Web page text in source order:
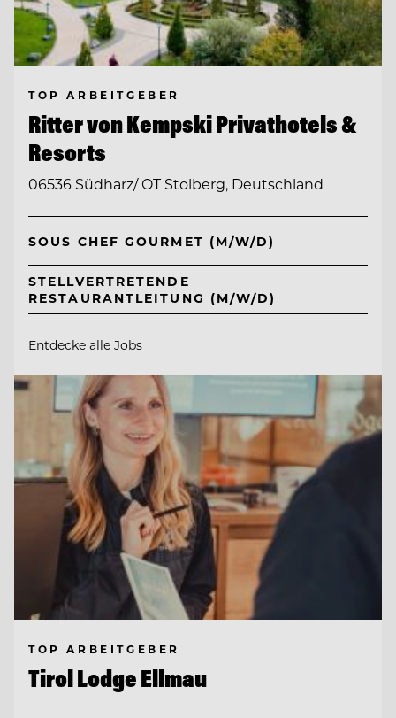
TOP ARBEITGEBER
Ritter von Kempski Privathotels &
Resorts
06536 Südharz/ OT Stolberg, Deutschland
SOUS CHEF GOURMET (M/W/D)
STELLVERTRETENDE
RESTAURANTLEITUNG (M/W/D)
Entdecke alle Jobs
TOP ARBEITGEBER
Tirol Lodge Ellmau